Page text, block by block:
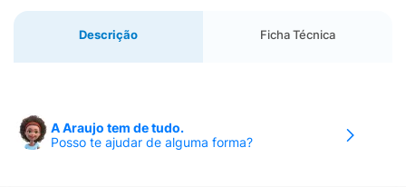
Descrição Ficha Técnica
A Araujo tem de tudo.
Posso te ajudar de alguma forma?